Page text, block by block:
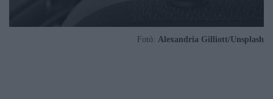
Fotó: Alexandria Gilliott/Unsplash